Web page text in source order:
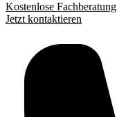
Kostenlose Fachberatung
Jetzt kontaktieren